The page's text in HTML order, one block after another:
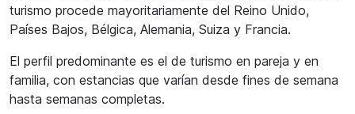
turismo procede mayoritariamente del Reino Unido,
Países Bajos, Bélgica, Alemania, Suiza y Francia.
El perfil predominante es el de turismo en pareja y en
familia, con estancias que varían desde fines de semana
hasta semanas completas.